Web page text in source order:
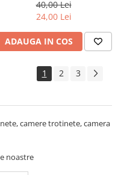
40,00 Lei
24,00 Lei
ADAUGA IN COS
1 2 3
camere trotinete, camera
noastre